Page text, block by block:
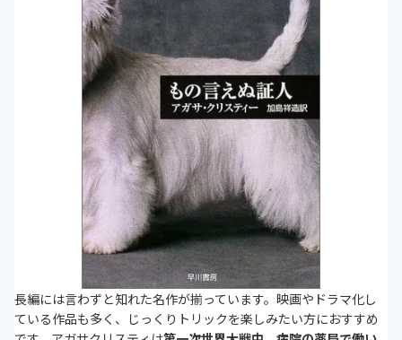
長編には言わずと知れた名作が揃っています。映画やドラマ化し
ている作品も多く、じっくりトリックを楽しみたい方におすすめ